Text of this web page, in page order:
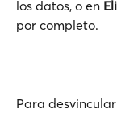
los datos, o en
por completo.
Para